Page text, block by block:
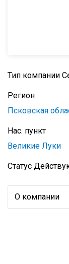
Тип компании
Регион
Псковская
Нас. пункт
Великие Луки
Статус
О компании